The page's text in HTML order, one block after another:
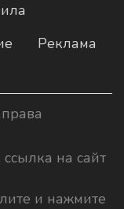
Реклама
на сайт
и нажмите